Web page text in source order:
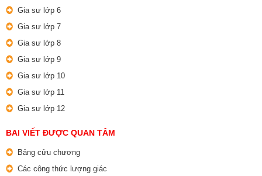
Gia sư lớp 6
Gia sư lớp 7
Gia sư lớp 8
Gia sư lớp 9
Gia sư lớp 10
Gia sư lớp 11
Gia sư lớp 12
BAI VIẾT ĐƯỢC QUAN TÂM
Bảng cửu chương
Các công thức lượng giác